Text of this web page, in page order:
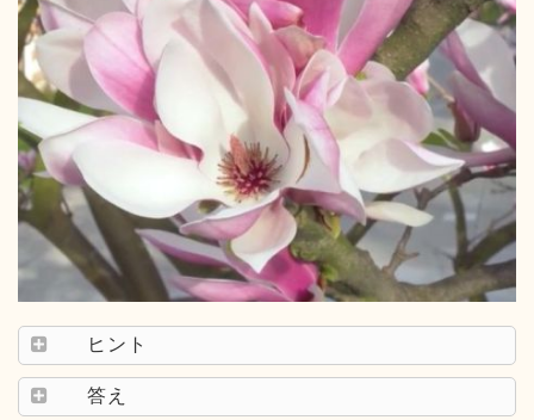
ヒント
答え